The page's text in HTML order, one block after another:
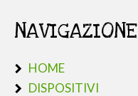
NAVIGAZIONE
HOME
DISPOSITIVI